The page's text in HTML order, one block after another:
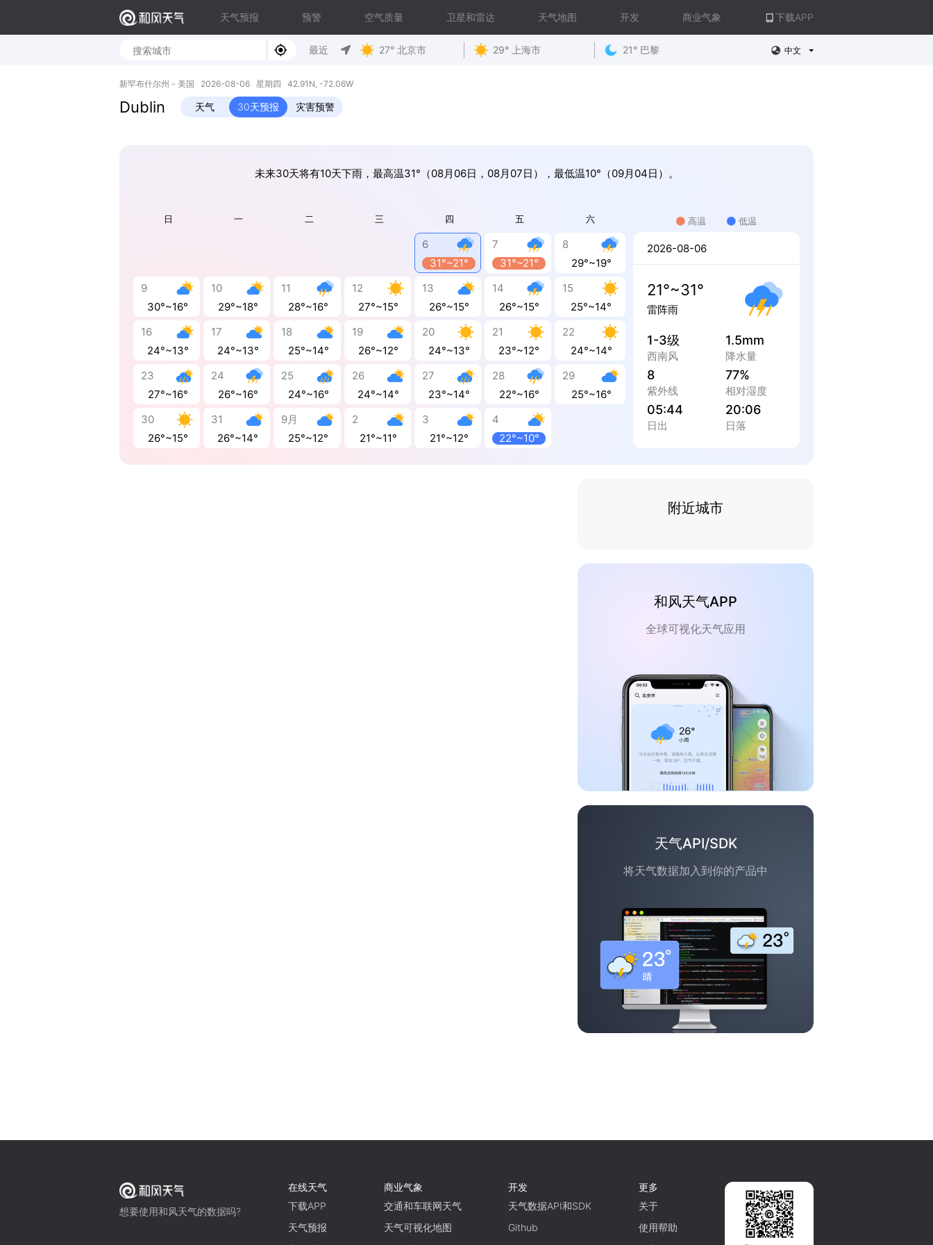
天气预报 预警 空气质量 卫星和雷达 天气地图 开发 商业气象 下载APP
最近 27° 北京市 29° 上海市 21° 巴黎 中文
新罕布什尔州 - 美国 2026-08-06 星期四 42.91N, -72.06W
Dublin 天气 30天预报 灾害预警
未来30天将有10天下雨，最高温31°（08月06日，08月07日），最低温10°（09月04日）。
日 一 二 三 四 五 六
6
31°~21°
7
31°~21°
8
29°~19°
9
30°~16°
10
29°~18°
11
28°~16°
12
27°~15°
13
26°~15°
14
26°~15°
15
25°~14°
16
24°~13°
17
24°~13°
18
25°~14°
19
26°~12°
20
24°~13°
21
23°~12°
22
24°~14°
23
27°~16°
24
26°~16°
25
24°~16°
26
24°~14°
27
23°~14°
28
22°~16°
29
25°~16°
30
26°~15°
31
26°~14°
9月
25°~12°
2
21°~11°
3
21°~12°
4
22°~10°
高温 低温
2026-08-06
21°~31°
雷阵雨
1-3级
西南风
1.5mm
降水量
8
紫外线
77%
相对湿度
05:44
日出
20:06
日落
附近城市
和风天气APP
全球可视化天气应用
天气API/SDK
将天气数据加入到你的产品中
想要使用和风天气的数据吗?
在线天气
下载APP
天气预报
商业气象
交通和车联网天气
天气可视化地图
开发
天气数据API和SDK
Github
更多
关于
使用帮助